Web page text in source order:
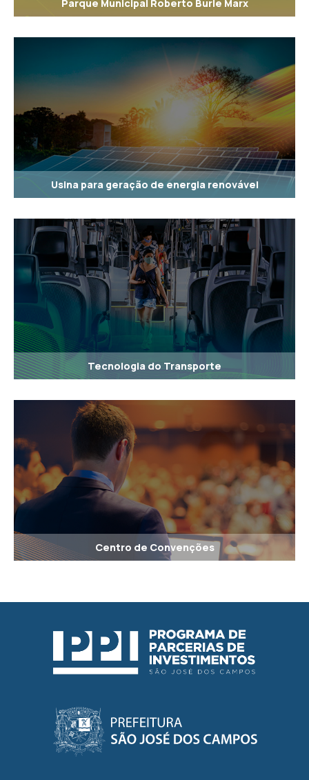
Parque Municipal Roberto Burle Marx
Usina para geração de energia renovável
Tecnologia do Transporte
Centro de Convenções